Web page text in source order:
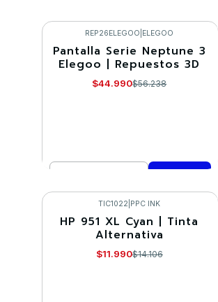
Comprar ahora
-20%
REP26ELEGOO ELEGOO
Pantalla Serie Neptune 3
Elegoo | Repuestos 3D
$44.990$56.238
Comprar ahora
-15%
TIC1022 PPC INK
HP 951 XL Cyan | Tinta
Alternativa
$11.990$14.106